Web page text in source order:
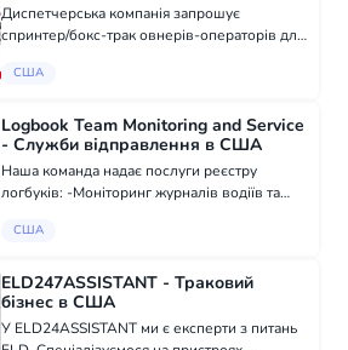
Диспетчерська компанія запрошує
спринтер/бокс-трак овнерів-операторів для
hr@wisergroupllc.com. Telegram:
Тел: 4243840055.
США
Logbook Team Monitoring and Service
- Служби відправлення в США
Наша команда надає послуги реєстру
логбуків: -Моніторинг журналів водіїв та
зміни та виправлення в автожурналі водія
США
ELD247ASSISTANT - Траковий
бізнес в США
У ELD24ASSISTANT ми є експерти з питань